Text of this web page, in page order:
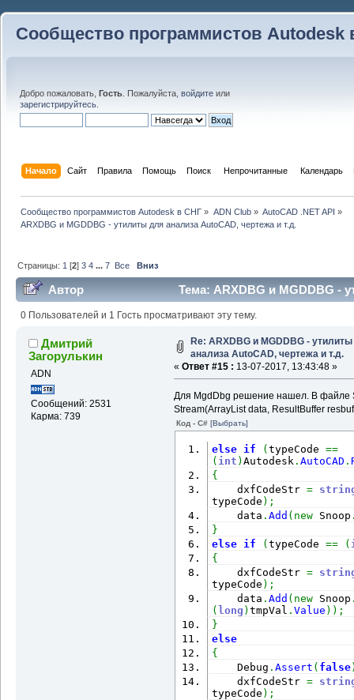
Сообщество программистов Autodesk
Добро пожаловать, Гость . Пожалуйста, войдите или
зарегистрируйтесь
Начало Сайт Правила Помощь Поиск Непрочитанные Календарь
Сообщество программистов Autodesk в СНГ » ADN Club» AutoCAD .NET API »
ARXDBG и MGDDBG - утилиты для анализа AutoCAD, чертежа и т.д.
Страницы: 1 [2]3 4 ...7 Все Вниз
Автор
Тема: ARXDBG и MGDDBG -
и т.д. (Прочитано 518424 раз)
0 Пользователей и 1 Гость просматривают эту тему.
Дмитрий
Загорулькин
ADN
Сообщений: 2531
Карма: 739
Re: ARXDBG и MGDDBG -
анализа AutoCAD, чертежа и т.д.
« Ответ #15 : 13-07-2017, 13:43:48 »
Для MgdDbg решение нашел. В файле
Stream(ArrayList data, ResultBuffer
Код - C# [Выбрать]
else if (typeCode ==
( int )Autodesk .AutoCAD .
{
dxfCodeStr =
typeCode ) ;
data .Add ( new Snoop
}
else if (typeCode == (
{
dxfCodeStr =
typeCode ) ;
data .Add ( new Snoop
(long )tmpVal .Value ) ) ;
}
else
{
Debug .Assert ( false
dxfCodeStr =
typeCode ) ;